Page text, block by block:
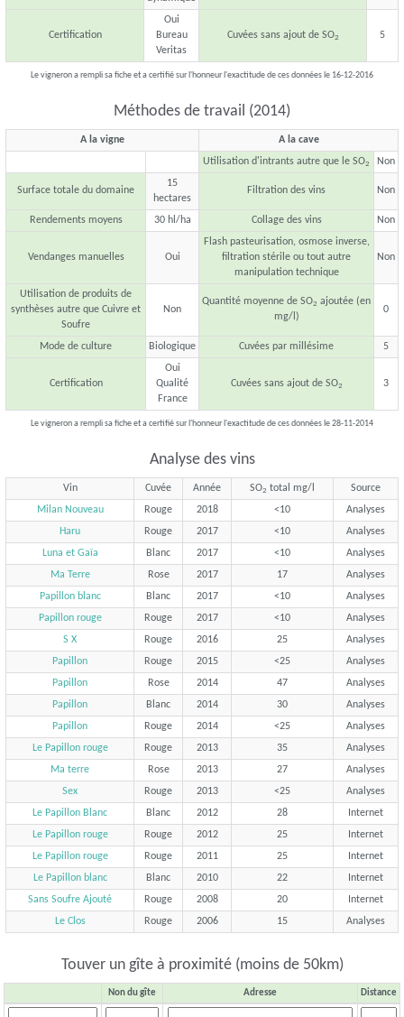
Certification
Oui
Bureau
Veritas
Cuvées sans ajout de SO2 5
Le vigneron a rempli sa fiche et a certifié sur l'honneur l'exactitude de ces données le 16-12-2016
Méthodes de travail (2014)
A la vigne
A la cave
Utilisation d'intrants autre que le SO2 Non
Surface totale du domaine
15
hectares
Filtration des vins Non
Rendements moyens 30 hl/ha Collage des vins Non
Vendanges manuelles Oui
Flash pasteurisation, osmose inverse,
filtration stérile ou tout autre
manipulation technique
Non
Utilisation de produits de
synthèses autre que Cuivre et
Soufre
Non
Quantité moyenne de SO2 ajoutée (en
mg/l)
0
Mode de culture Biologique Cuvées par millésime 5
Certification
Oui
Qualité
France
Cuvées sans ajout de SO2 3
Le vigneron a rempli sa fiche et a certifié sur l'honneur l'exactitude de ces données le 28-11-2014
Analyse des vins
Vin Cuvée Année SO2 total mg/l
Source
Milan Nouveau
Rouge 2018 <10
Analyses
Haru
Rouge 2017 <10
Analyses
Luna et Gaïa
Blanc 2017 <10
Analyses
Ma Terre
Rose 2017 17
Analyses
Papillon blanc
Blanc 2017 <10
Analyses
Papillon rouge
Rouge 2017 <10
Analyses
S X
Rouge 2016 25
Analyses
Papillon
Rouge 2015 <25
Analyses
Papillon
Rose 2014 47
Analyses
Papillon
Blanc 2014 30
Analyses
Papillon
Rouge 2014 <25
Analyses
Le Papillon rouge
Rouge 2013 35
Analyses
Ma terre
Rose 2013 27
Analyses
Sex
Rouge 2013 <25
Analyses
Le Papillon Blanc
Blanc 2012 28
Internet
Le Papillon rouge
Rouge 2012 25
Internet
Le Papillon rouge
Rouge 2011 25
Internet
Le Papillon blanc
Blanc 2010 22
Internet
Sans Soufre Ajouté
Rouge 2008 20
Internet
Le Clos
Rouge 2006 15 Analyses
Touver un gîte à proximité (moins de 50km)
Non du gîte Adresse Distance